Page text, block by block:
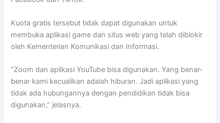
Kuota gratis tersebut tidak dapat digunakan untuk
membuka aplikasi game dan situs web yang telah diblokir
oleh Kementerian Komunikasi dan Informasi.
“Zoom dan aplikasi YouTube bisa digunakan. Yang benar-
benar kami kecualikan adalah hiburan. Jadi aplikasi yang
tidak ada hubungannya dengan pendidikan tidak bisa
digunakan,” jelasnya.